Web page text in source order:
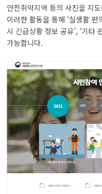
안전취약지역 등의 사진을 지
이러한 활동을 통해 ‘실생활 편
시 긴급상황 정보 공유’, ‘기타
가능합니다.